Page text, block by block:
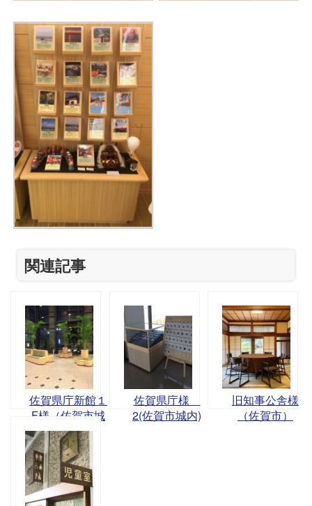
関連記事
佐賀県庁新館１
F様（佐賀市城
内）
佐賀県庁様
2(佐賀市城内)
旧知事公舎様
（佐賀市）